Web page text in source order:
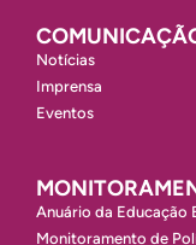
Notícias
Imprensa
Eventos
Anuário da Educação
Monitoramento de